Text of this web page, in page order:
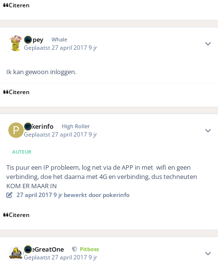
Citeren
Dopey Whale
Geplaatst27 april 20179 jr
Ik kan gewoon inloggen.
Citeren
pokerinfo High Roller
Geplaatst27 april 20179 jr
AUTEUR
Tis puur een IP probleem, log net via de APP in met wifi en geen
verbinding, doe het daarna met 4G en verbinding, dus techneuten
KOM ER MAAR IN
27 april 20179 jr bewerkt door pokerinfo
Citeren
TheGreatOne Pitboss
Geplaatst27 april 20179 jr